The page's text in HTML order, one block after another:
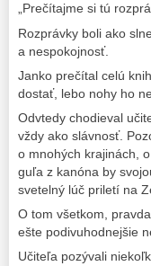
„Prečítajme si tú
Rozprávky boli ako
a nespokojnosť.
Janko prečítal celú
dostať, lebo nohy ho
Odvtedy chodieval
vždy ako slávnosť.
o mnohých krajinách,
guľa z kanóna by
svetelný lúč priletí na
O tom všetkom,
ešte podivuhodnejšie
Učiteľa pozývali